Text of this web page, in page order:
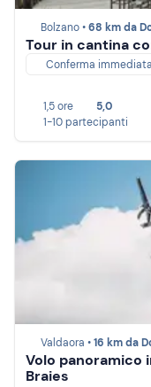
Bolzano •68 km da
Tour in cantina
Conferma immediata
1,5 ore
5,0
1-10 partecipanti
Valdaora •16 km da
Volo panoramico
Braies